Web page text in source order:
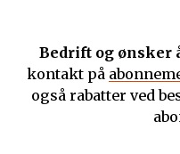
Bedrift og ønsker
kontakt på
også rabatter ved